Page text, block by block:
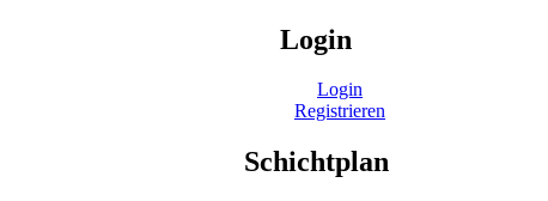
Login
Login
Registrieren
Schichtplan